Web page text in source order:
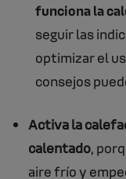
funciona la
seguir las
optimizar el
consejos
Activa la
calentado,
aire frío y